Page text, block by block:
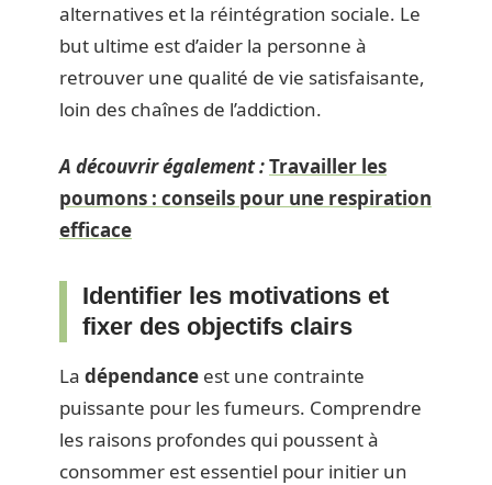
alternatives et la réintégration sociale. Le
but ultime est d’aider la personne à
retrouver une qualité de vie satisfaisante,
loin des chaînes de l’addiction.
A découvrir également :Travailler les
poumons : conseils pour une respiration
efficace
Identifier les motivations et
fixer des objectifs clairs
La dépendance est une contrainte
puissante pour les fumeurs. Comprendre
les raisons profondes qui poussent à
consommer est essentiel pour initier un